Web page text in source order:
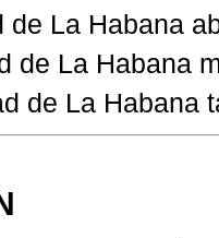
de La Habana
de La Habana
de La Habana